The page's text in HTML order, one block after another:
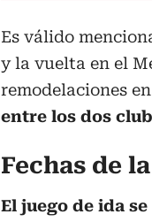
Es válido
y la vuelta en el
remodelaciones
entre los dos
Fechas de
El juego de ida